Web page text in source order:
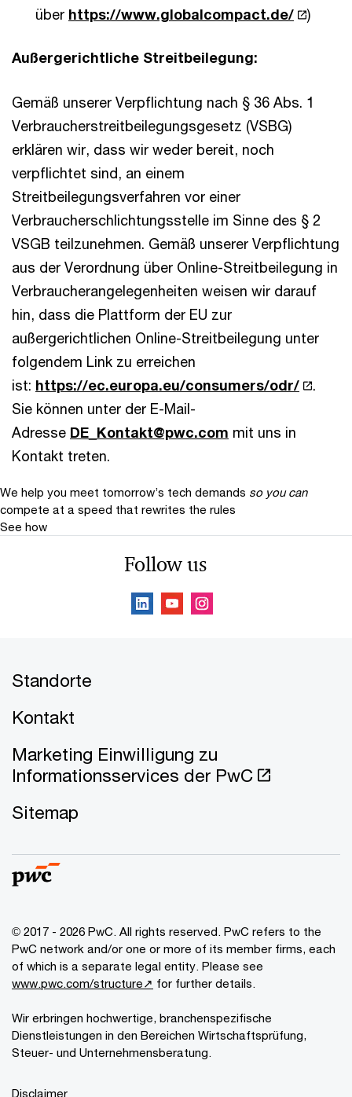
über https://www.globalcompact.de/ )
Außergerichtliche Streitbeilegung:
Gemäß unserer Verpflichtung nach § 36 Abs. 1
Verbraucherstreitbeilegungsgesetz (VSBG)
erklären wir, dass wir weder bereit, noch
verpflichtet sind, an einem
Streitbeilegungsverfahren vor einer
Verbraucherschlichtungsstelle im Sinne des § 2
VSGB teilzunehmen. Gemäß unserer Verpflichtung
aus der Verordnung über Online-Streitbeilegung in
Verbraucherangelegenheiten weisen wir darauf
hin, dass die Plattform der EU zur
außergerichtlichen Online-Streitbeilegung unter
folgendem Link zu erreichen
ist: https://ec.europa.eu/consumers/odr/
.
Sie können unter der E-Mail-
Adresse DE_Kontakt@pwc.com mit uns in
Kontakt treten.
We help you meet tomorrow’s tech demands so you can
compete at a speed that rewrites the rules
See how
Follow us
Standorte
Kontakt
Marketing Einwilligung zu
Informationsservices der PwC
Sitemap
© 2017 - 2026 PwC. All rights reserved. PwC refers to the
PwC network and/or one or more of its member firms, each
of which is a separate legal entity. Please see
www.pwc.com/structure↗ for further details.
Wir erbringen hochwertige, branchenspezifische
Dienstleistungen in den Bereichen Wirtschaftsprüfung,
Steuer- und Unternehmensberatung.
Disclaimer